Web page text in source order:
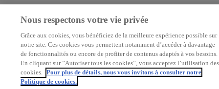
Nous respectons votre vie privée
Grâce aux cookies, vous bénéficiez de la meilleure expérience possible sur
notre site. Ces cookies vous permettent notamment d’accéder à davantage
de fonctionnalités ou encore de profiter de contenus adaptés à vos besoins.
En cliquant sur ”Autoriser tous les cookies”, vous acceptez l’utilisation des
cookies. Pour plus de détails, nous vous invitons à consulter notre
Politique de cookies.